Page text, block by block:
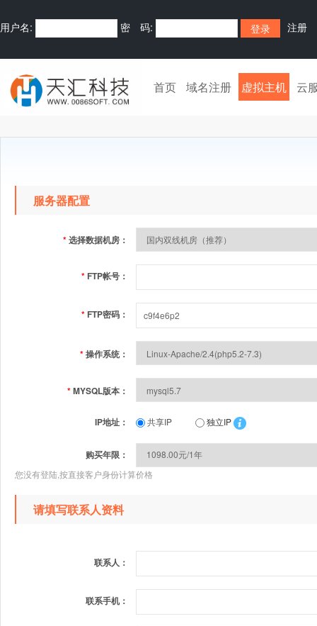
用户名: 密 码: 注册
首页 域名注册 虚拟主机 云
服务器配置
*选择数据机房：
* FTP帐号：
* FTP密码：
*操作系统：
*MYSQL版本：
IP地址： 共享IP 独立IP
购买年限：
您没有登陆,按直接客户身份计算价格
请填写联系人资料
联系人：
联系手机：